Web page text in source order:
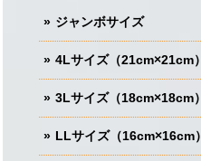
ジャンボサイズ
4Lサイズ（21cm×21cm）
3Lサイズ（18cm×18cm）
LLサイズ（16cm×16cm）